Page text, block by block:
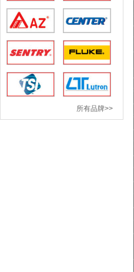
所有品牌>>